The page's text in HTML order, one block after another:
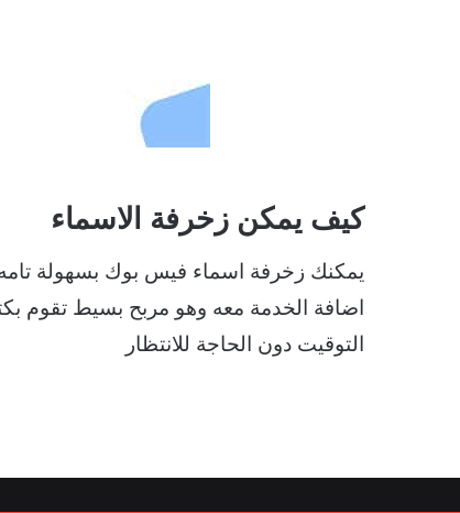
كيف يمكن زخرفة الاسماء
يمكنك زخرفة اسماء فيس بوك بسهولة
اضافة الخدمة معه وهو مربح بسيط تقوم
التوقيت دون الحاجة للانتظار